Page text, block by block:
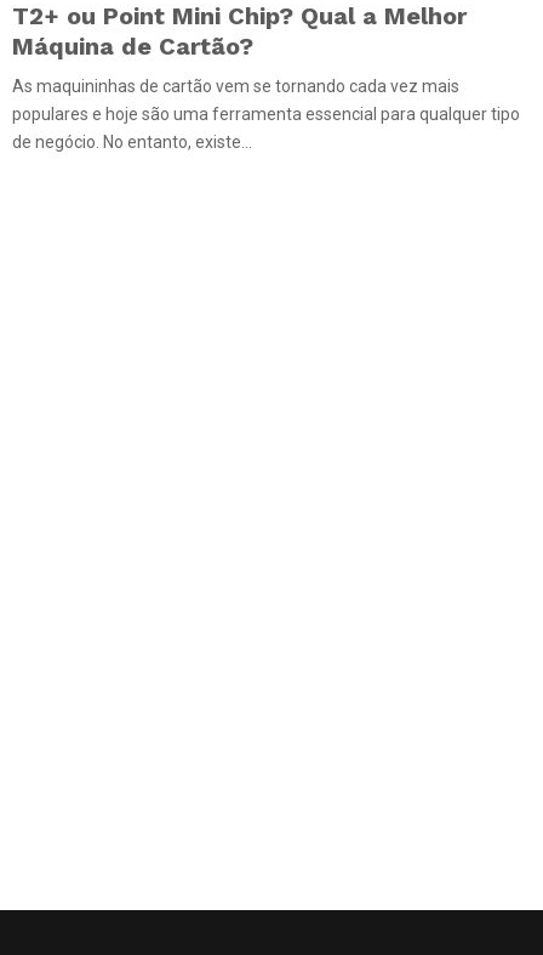
T2+ ou Point Mini Chip? Qual a Melhor
Máquina de Cartão?
As maquininhas de cartão vem se tornando cada vez mais
populares e hoje são uma ferramenta essencial para qualquer tipo
de negócio. No entanto, existe...